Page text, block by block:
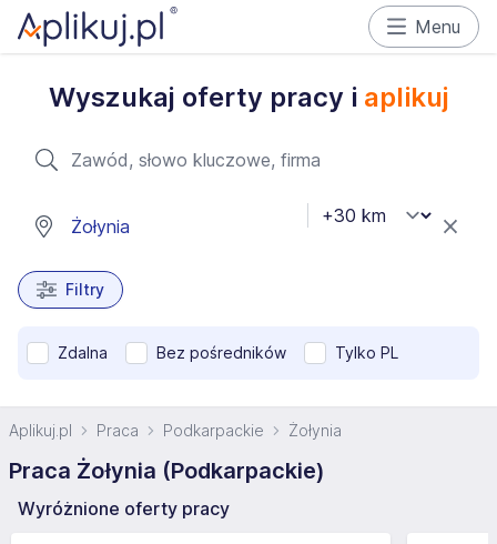
Menu
Wyszukaj oferty pracy i aplikuj
Filtry
Zdalna Bez pośredników Tylko PL
Aplikuj.pl Praca Podkarpackie Żołynia
Praca Żołynia (Podkarpackie)
Wyróżnione oferty pracy